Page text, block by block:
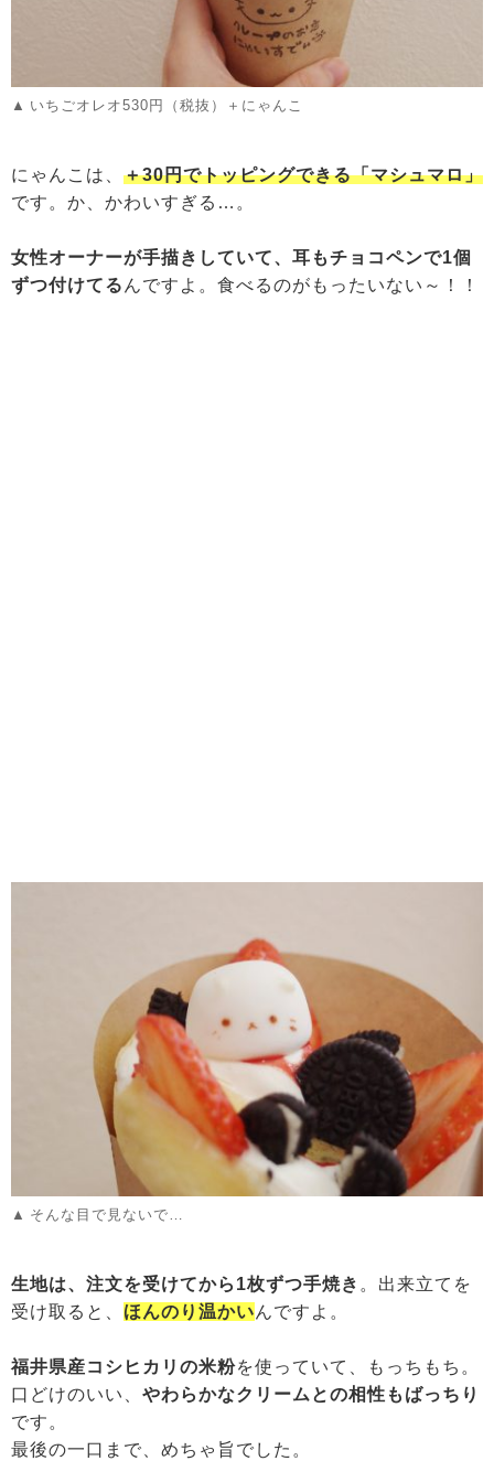
いちごオレオ530円（税抜）＋にゃんこ
にゃんこは、 ＋30円でトッピングできる「マシュマロ」
です。か、かわいすぎる…。
女性オーナーが手描きしていて、耳もチョコペンで1個
ずつ付けてる んですよ。食べるのがもったいない～！！
そんな目で見ないで…
生地は、注文を受けてから1枚ずつ手焼き 。出来立てを
受け取ると、 ほんのり温かいんですよ。
福井県産コシヒカリの米粉を使っていて、もっちもち。
口どけのいい、 やわらかなクリームとの相性もばっちり
です。
最後の一口まで、めちゃ旨でした。